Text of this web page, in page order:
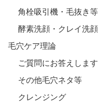
角栓吸引機・毛抜き等
酵素洗顔・クレイ洗顔
毛穴ケア理論
ご質問にお答えします
その他毛穴ネタ等
クレンジング